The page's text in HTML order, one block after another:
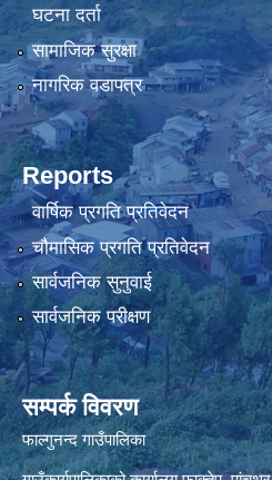
घटना दर्ता
सामाजिक सुरक्षा
नागरिक वडापत्र
Reports
वार्षिक प्रगति प्रतिवेदन
चौमासिक प्रगति प्रतिवेदन
सार्वजनिक सुनुवाई
सार्वजनिक परीक्षण
सम्पर्क विवरण
फाल्गुनन्द गाउँपालिका